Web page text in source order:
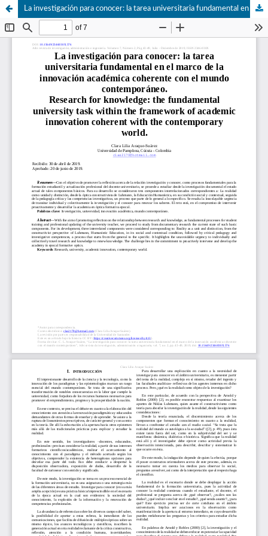
La investigación para conocer: la tarea universitaria fundamental en el marco de la innovación académica coherente con el mundo contemporáneo